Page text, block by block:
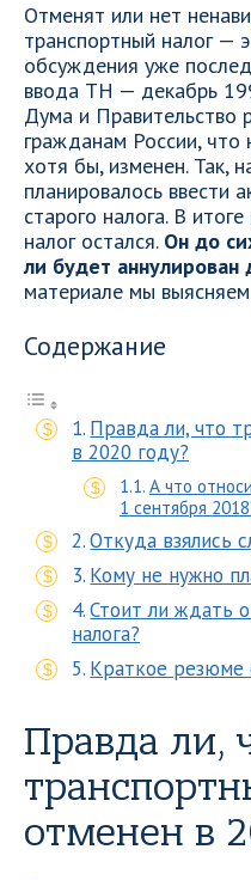
Отменят или нет
транспортный налог —
обсуждения уже
ввода ТН — декабрь
Дума и Правительство
гражданам России, что
хотя бы, изменен. Так,
планировалось ввести
старого налога. В
налог остался. Он до
ли будет аннулирован
материале мы
Содержание
Правда ли, что
в 2020 году?
А что
1 сентября
Откуда взялись
Кому не нужно
Стоит ли ждать
налога?
Краткое резюме
Правда ли,
отменен в